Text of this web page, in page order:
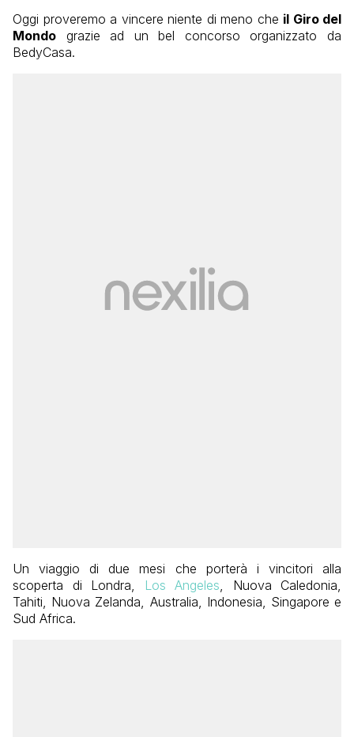
Oggi proveremo a vincere niente di meno che il Giro del
Mondo grazie ad un bel concorso organizzato da
BedyCasa.
Un viaggio di due mesi che porterà i vincitori alla
scoperta di Londra,
Los Angeles , Nuova Caledonia,
Tahiti, Nuova Zelanda, Australia, Indonesia, Singapore e
Sud Africa.